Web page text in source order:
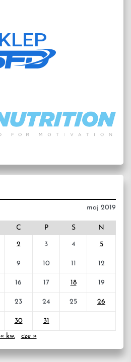
maj 2019
C P S N
2 3 4 5
9 10 11 12
16 17 18 19
23 24 25 26
30
31
« kw.
cze »